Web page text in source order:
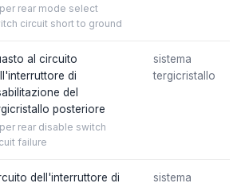
rear mode select
circuit short to ground
al circuito
di
del
posteriore
rear disable switch
failure
sistema
tergicristallo
dell'interruttore di
sistema